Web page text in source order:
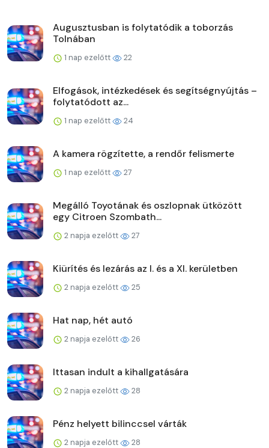
Augusztusban is folytatódik a toborzás
Tolnában
1 nap ezelőtt 22
Elfogások, intézkedések és segítségnyújtás –
folytatódott az...
1 nap ezelőtt 24
A kamera rögzítette, a rendőr felismerte
1 nap ezelőtt 27
Megálló Toyotának és oszlopnak ütközött
egy Citroen Szombath...
2 napja ezelőtt 27
Kiürítés és lezárás az I. és a XI. kerületben
2 napja ezelőtt 25
Hat nap, hét autó
2 napja ezelőtt 26
Ittasan indult a kihallgatására
2 napja ezelőtt 28
Pénz helyett bilinccsel várták
2 napja ezelőtt 28